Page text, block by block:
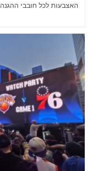
האצבעות לכל חובבי ההגנה